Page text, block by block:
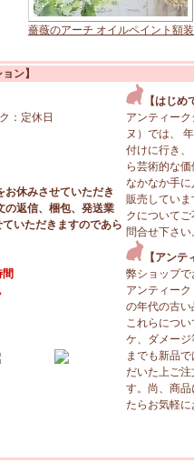
薔薇のアーチ オイルペイント額装
ン】
：定休日
休みさせていただき
の返信、梱包、発送業
いただきますのであら
間
【はじめ
アンティーク
ヌ）では、
付けに行き
ら芸術的な
なかなか手に
販売してい
クについて
問合せ下さい
【アンテ
弊ショップ
アンティー
の年代の古い
これらにつ
ケ、ダメージ
までも新品
だいた上ご注
す。尚、商
たらお気軽に